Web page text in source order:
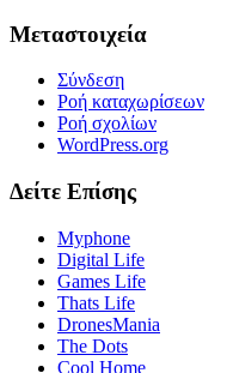
Μεταστοιχεία
Σύνδεση
Ροή καταχωρίσεων
Ροή σχολίων
WordPress.org
Δείτε Επίσης
Myphone
Digital Life
Games Life
Thats Life
DronesMania
The Dots
Cool Home